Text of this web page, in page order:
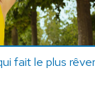
fait le plus rêver